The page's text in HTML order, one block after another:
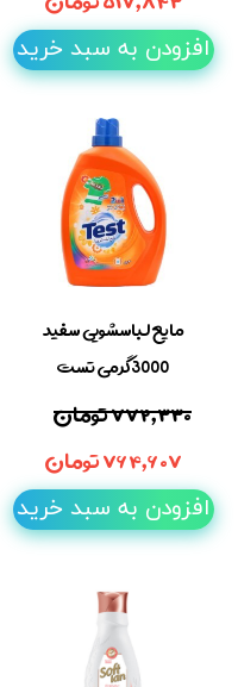
افزودن به سبد خرید
مایع لباسشویی سفید
3000گرمی تست
۷۷۲,۳۳۰ تومان
۷۶۴,۶۰۷ تومان
افزودن به سبد خرید